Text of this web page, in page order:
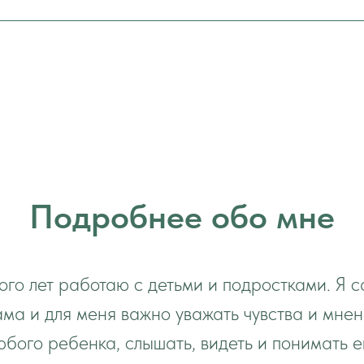
Подробнее обо мне
лет работаю с детьми и подростками. Я
и для меня важно уважать чувства и
ребенка, слышать, видеть и понимать